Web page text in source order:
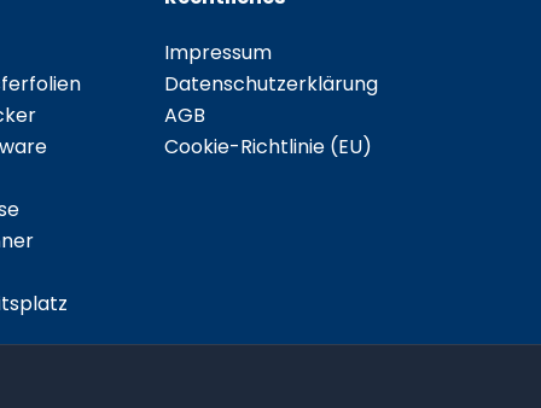
Impressum
Datenschutzerklärung
AGB
Cookie-Richtlinie (EU)